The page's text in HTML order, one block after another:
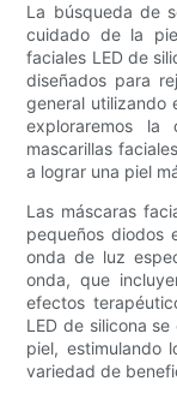
La búsqueda de
cuidado de la
faciales LED de
diseñados para
general utilizando
exploraremos
mascarillas
a lograr una piel
Las máscaras
pequeños diodos
onda de luz
onda, que
efectos
LED de silicona
piel, estimulando
variedad de